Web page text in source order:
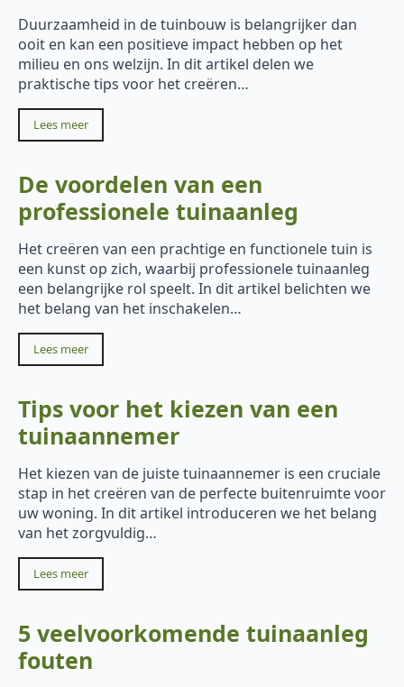
Duurzaamheid in de tuinbouw is belangrijker dan
ooit en kan een positieve impact hebben op het
milieu en ons welzijn. In dit artikel delen we
praktische tips voor het creëren…
Lees meer
De voordelen van een
professionele tuinaanleg
Het creëren van een prachtige en functionele tuin is
een kunst op zich, waarbij professionele tuinaanleg
een belangrijke rol speelt. In dit artikel belichten we
het belang van het inschakelen…
Lees meer
Tips voor het kiezen van een
tuinaannemer
Het kiezen van de juiste tuinaannemer is een cruciale
stap in het creëren van de perfecte buitenruimte voor
uw woning. In dit artikel introduceren we het belang
van het zorgvuldig…
Lees meer
5 veelvoorkomende tuinaanleg
fouten